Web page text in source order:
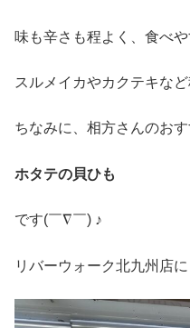
味も辛さも程よく、食べ
スルメイカやカクテキなど
ちなみに、相方さんのおす
ホタテの貝ひも
です(￣∇￣) ♪
リバーウォーク北九州店